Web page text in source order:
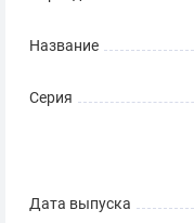
Название
Серия
Дата выпуска